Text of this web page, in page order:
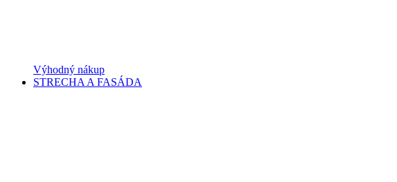
Výhodný nákup
STRECHA A FASÁDA